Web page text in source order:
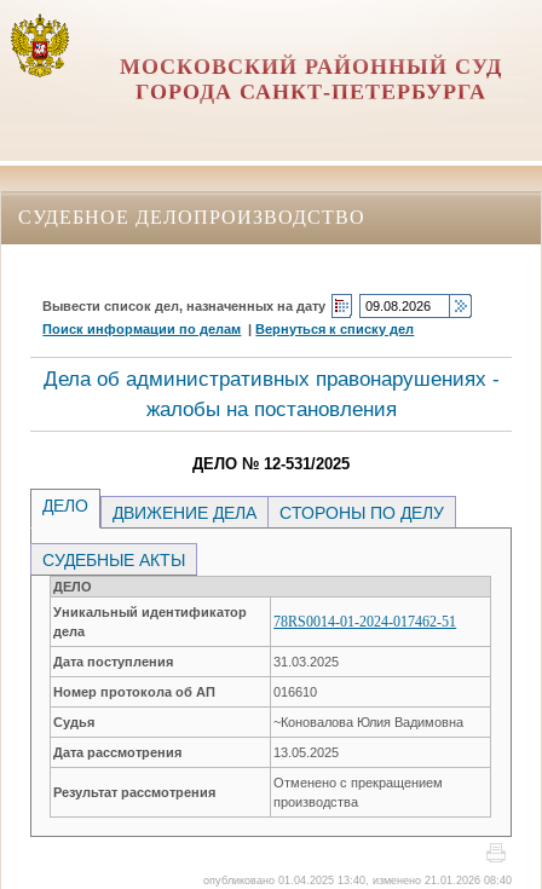
МОСКОВСКИЙ РАЙОННЫЙ СУД
ГОРОДА САНКТ-ПЕТЕРБУРГА
СУДЕБНОЕ ДЕЛОПРОИЗВОДСТВО
Вывести список дел, назначенных на дату
Поиск информации по делам |Вернуться к списку дел
Дела об административных правонарушениях -
жалобы на постановления
ДЕЛО № 12-531/2025
ДЕЛО ДВИЖЕНИЕ ДЕЛА СТОРОНЫ ПО ДЕЛУ
СУДЕБНЫЕ АКТЫ
ДЕЛО
Уникальный идентификатор
дела
78RS0014-01-2024-017462-51
Дата поступления 31.03.2025
Номер протокола об АП 016610
Судья ~Коновалова Юлия Вадимовна
Дата рассмотрения 13.05.2025
Результат рассмотрения
Отменено с прекращением
производства
опубликовано 01.04.2025 13:40, изменено 21.01.2026 08:40